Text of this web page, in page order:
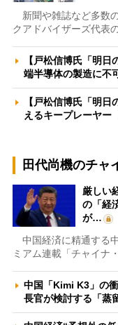
新聞や雑誌など多数
クアドバイザーズ代表
【戸松信博氏「明
端半導体の製造に不
【戸松信博氏「明
えるキープレーヤ
田代尚機のチャ
厳しい
の「経
が…
中国経済に精通する
ミアム連載「チャイナ
中国「Kimi K3」の
長官が検討する「蒸